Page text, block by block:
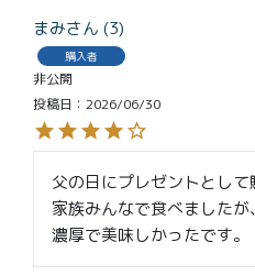
まみ 3
購入者
非公開
投稿日
2026/06/30
父の日にプレゼントとして
家族みんなで食べましたが
濃厚で美味しかったです。